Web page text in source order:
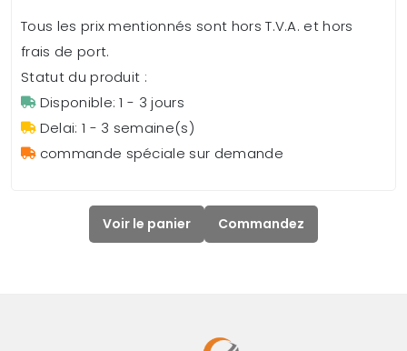
Tous les prix mentionnés sont hors T.V.A. et hors
frais de port.
Statut du produit :
Disponible: 1 - 3 jours
Delai: 1 - 3 semaine(s)
commande spéciale sur demande
Voir le panier Commandez